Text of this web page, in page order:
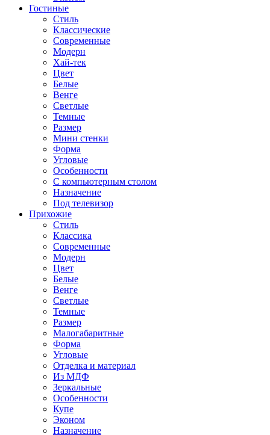
Гостиные
Стиль
Классические
Современные
Модерн
Хай-тек
Цвет
Белые
Венге
Светлые
Темные
Размер
Мини стенки
Форма
Угловые
Особенности
С компьютерным столом
Назначение
Под телевизор
Прихожие
Стиль
Классика
Современные
Модерн
Цвет
Белые
Венге
Светлые
Темные
Размер
Малогабаритные
Форма
Угловые
Отделка и материал
Из МДФ
Зеркальные
Особенности
Купе
Эконом
Назначение